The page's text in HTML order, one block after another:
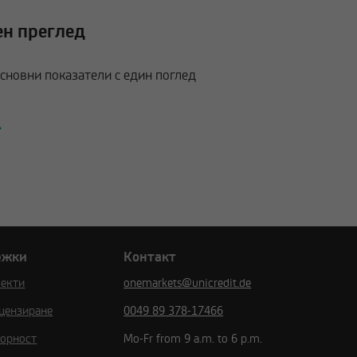
преглед
показатели с един поглед
Контакт
onemarkets@unicredit.de
0049 89 378-17466
Mo-Fr from 9 a.m. to 6 p.m.